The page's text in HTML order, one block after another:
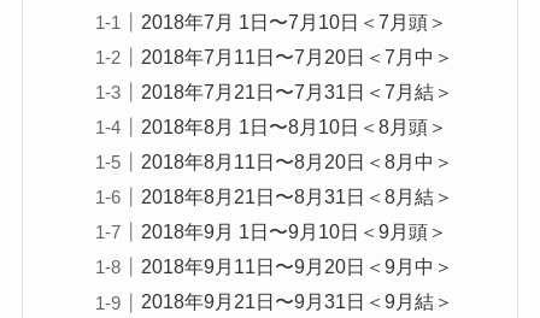
2018年7月 1日〜7月10日＜7月頭＞
2018年7月11日〜7月20日＜7月中＞
2018年7月21日〜7月31日＜7月結＞
2018年8月 1日〜8月10日＜8月頭＞
2018年8月11日〜8月20日＜8月中＞
2018年8月21日〜8月31日＜8月結＞
2018年9月 1日〜9月10日＜9月頭＞
2018年9月11日〜9月20日＜9月中＞
2018年9月21日〜9月31日＜9月結＞